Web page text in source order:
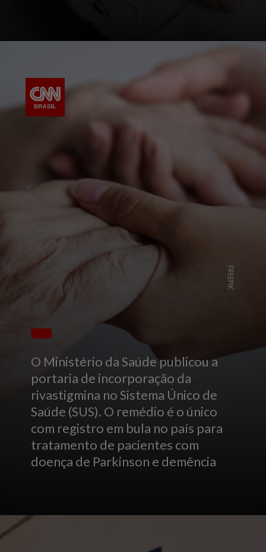
O Ministério da Saúde publicou a
portaria de incorporação da
rivastigmina no Sistema Único de
Saúde (SUS). O remédio é o único
com registro em bula no país para
tratamento de pacientes com
doença de Parkinson e demência
FREEPIK